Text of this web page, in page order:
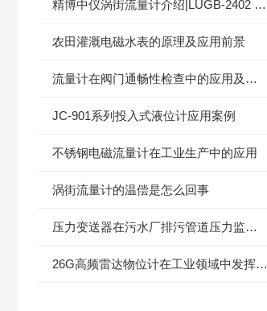
精博中仪涡街流量计介绍|LUGB‑2402 与 LUGB‑15 选型区分指南
农田灌溉电磁水表的原理及应用前景
​流量计在阀门通畅性检查中的应用及注意事项
JC-901系列投入式液位计应用案例
不锈钢电磁流量计在工业生产中的应用
涡街流量计的温偿是怎么回事
压力变送器在污水厂排污管道压力监测中的优势与应用
26G高频雷达物位计在工业领域中发挥什么作用